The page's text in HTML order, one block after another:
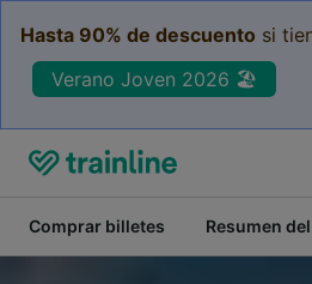
Hasta 90% de descuento si
Verano Joven 2026 🏖️
Comprar billetes Resumen